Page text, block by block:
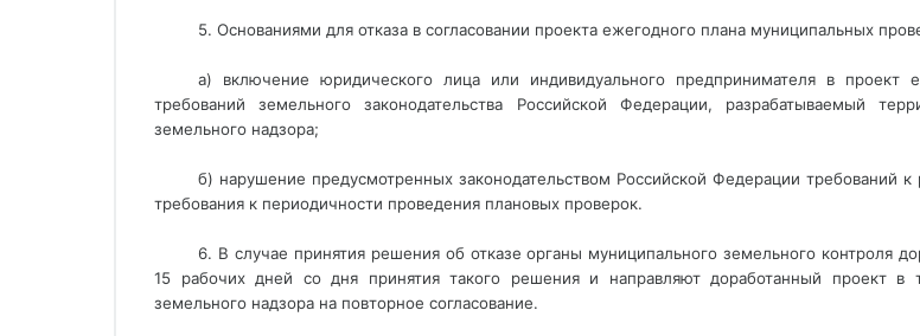
5. Основаниями для отказа в согласовании проекта ежегодного плана муниципальных
а) включение юридического лица или индивидуального предпринимателя в проект
требований земельного законодательства Российской Федерации, разрабатываемый
земельного надзора;
б) нарушение предусмотренных законодательством Российской Федерации требований
требования к периодичности проведения плановых проверок.
6. В случае принятия решения об отказе органы муниципального земельного контроля
15 рабочих дней со дня принятия такого решения и направляют доработанный проект в
земельного надзора на повторное согласование.